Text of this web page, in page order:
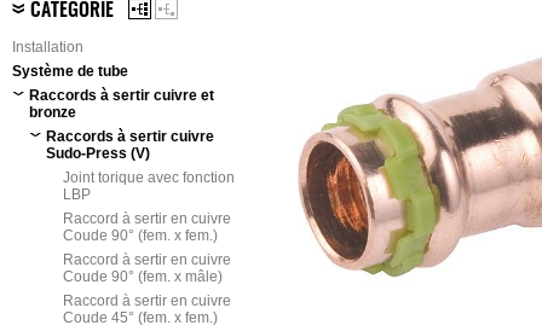
CATÉGORIE
Installation
Système de tube
Raccords à sertir cuivre et
bronze
Raccords à sertir cuivre
Sudo-Press (V)
Joint torique avec fonction
LBP
Raccord à sertir en cuivre
Coude 90° (fem. x fem.)
Raccord à sertir en cuivre
Coude 90° (fem. x mâle)
Raccord à sertir en cuivre
Coude 45° (fem. x fem.)